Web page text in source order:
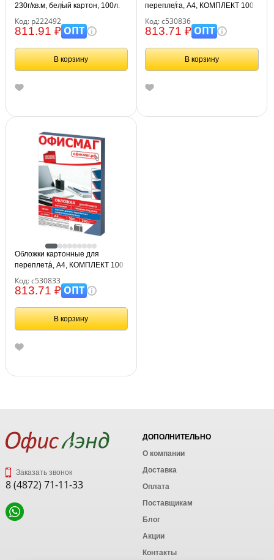
230г/кв.м, белый картон, 100л.
Код: р222492
811.91 ₽ОПТ
В корзину
переплета, А4, КОМПЛЕКТ 100
синие, BRAUBERG, 530836
Код: с530836
813.71 ₽ОПТ
В корзину
Обложки картонные для
переплета, А4, КОМПЛЕКТ 100
синие, ОФИСМАГ, 530833
Код: с530833
813.71 ₽ОПТ
В корзину
Заказать звонок
8 (4872) 71-11-33
ДОПОЛНИТЕЛЬНО
О компании
Доставка
Оплата
Поставщикам
Блог
Акции
Контакты